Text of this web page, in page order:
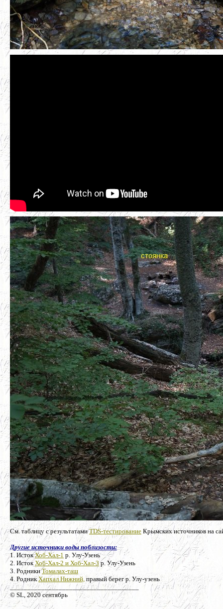
См. таблицу с результатамиTDS-тестирование Крымских источников на
Другие источники воды поблизости:
1. ИстокХоб-Хал-1 р. Улу-Узень
2. ИстокХоб-Хал-2 и Хоб-Хал-3р. Улу-Узень
3. РодникиТомалах-таш
4. РодникХапхал Нижний, правый берег р. Улу-узень
_____________________________________
© SL, 2020 сентябрь